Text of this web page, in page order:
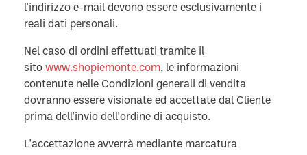
l'indirizzo e-mail devono essere esclusivamente i
reali dati personali.
Nel caso di ordini effettuati tramite il
sito www.shopiemonte.com, le informazioni
contenute nelle Condizioni generali di vendita
dovranno essere visionate ed accettate dal Cliente
prima dell'invio dell'ordine di acquisto.
L'accettazione avverrà mediante marcatura